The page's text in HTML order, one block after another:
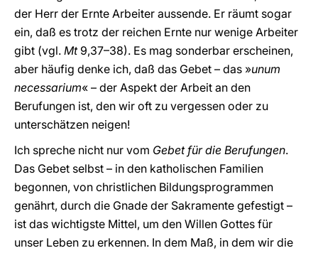
der Herr der Ernte Arbeiter aussende. Er räumt sogar
ein, daß es trotz der reichen Ernte nur wenige Arbeiter
gibt (vgl. Mt 9,37–38). Es mag sonderbar erscheinen,
aber häufig denke ich, daß das Gebet – das »unum
necessarium« – der Aspekt der Arbeit an den
Berufungen ist, den wir oft zu vergessen oder zu
unterschätzen neigen!
Ich spreche nicht nur vom Gebet für die Berufungen.
Das Gebet selbst – in den katholischen Familien
begonnen, von christlichen Bildungsprogrammen
genährt, durch die Gnade der Sakramente gefestigt –
ist das wichtigste Mittel, um den Willen Gottes für
unser Leben zu erkennen. In dem Maß, in dem wir die